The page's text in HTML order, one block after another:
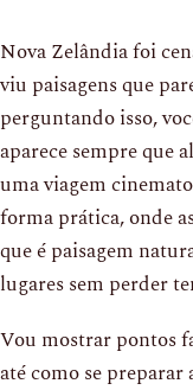
Nova Zelândia foi
viu paisagens que
perguntando isso,
aparece sempre que
uma viagem
forma prática, onde
que é paisagem
lugares sem perder
Vou mostrar pontos
até como se preparar